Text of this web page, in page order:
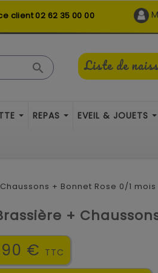
client02 62 35 00 00
Liste de

REPAS EVEIL & JOUETS
+ Bonnet Rose 0/1 mois
+
€ TTC